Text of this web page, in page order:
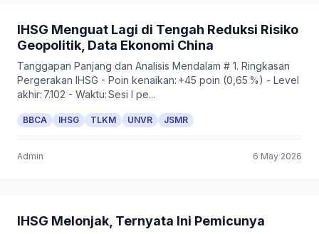
IHSG Menguat Lagi di Tengah Reduksi Risiko
Geopolitik, Data Ekonomi China
Tanggapan Panjang dan Analisis Mendalam # 1. Ringkasan
Pergerakan IHSG - Poin kenaikan: +45 poin (0,65 %) - Level
akhir: 7.102 - Waktu: Sesi I pe...
BBCA IHSG TLKM UNVR JSMR
Admin 6 May 2026
IHSG Melonjak, Ternyata Ini Pemicunya